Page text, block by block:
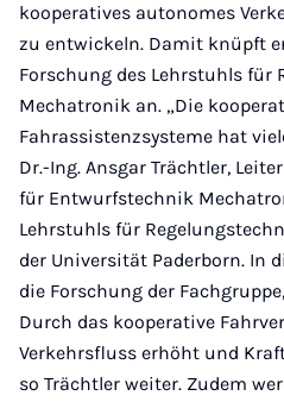
kooperatives autonomes
zu entwickeln. Damit knüpft
Forschung des Lehrstuhls für
Mechatronik an. „Die
Fahrassistenzsysteme hat
Dr.-Ing. Ansgar Trächtler,
für Entwurfstechnik
Lehrstuhls für
der Universität Paderborn. In
die Forschung der
Durch das kooperative
Verkehrsfluss erhöht und
so Trächtler weiter. Zudem